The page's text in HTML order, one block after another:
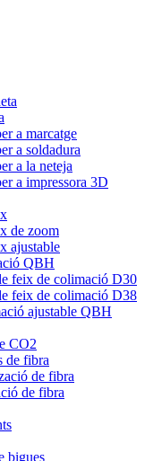
a marcatge
a soldadura
a la neteja
a impressora 3D
de zoom
ajustable
QBH
feix de colimació D30
feix de colimació D38
ajustable QBH
CO2
de fibra
de fibra
de fibra
bigues